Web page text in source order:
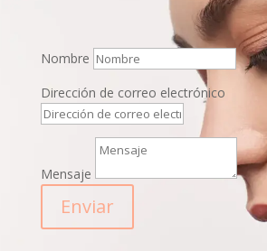
Nombre
Dirección de correo electrónico
Mensaje
Enviar